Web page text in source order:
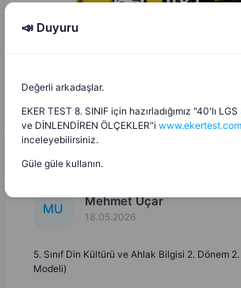
MU Mehmet Uçar
18.05.2026
5. Sınıf Din Kültürü ve Ahlak Bilgisi 2. Dönem 2.
Modeli)
📣 Duyuru
Değerli arkadaşlar.
EKER TEST 8. SINIF için hazırladığımız "40'lı
ve DİNLENDİREN ÖLÇEKLER"i www.ekertest.com
inceleyebilirsiniz.
Güle güle kullanın.